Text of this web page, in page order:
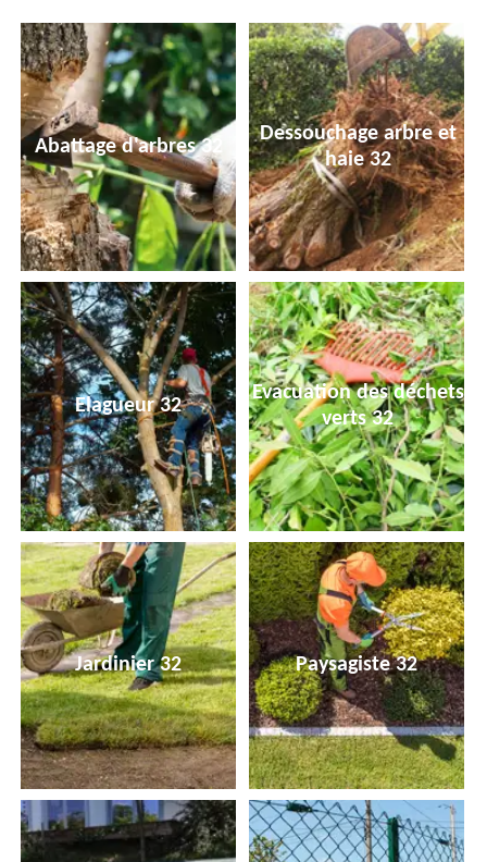
Abattage d'arbres 32
Dessouchage arbre et
haie 32
Elagueur 32
Evacuation des déchets
verts 32
Jardinier 32 Paysagiste 32